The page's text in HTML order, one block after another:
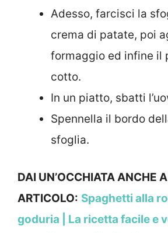
Adesso, farcisci la
crema di patate, poi
formaggio ed infine il
cotto.
In un piatto, sbatti
Spennella il bordo
sfoglia.
DAI UN’OCCHIATA ANCHE
ARTICOLO: Spaghetti alla
goduria | La ricetta facile e